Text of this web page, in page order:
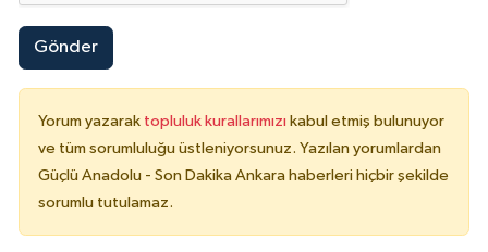
Gönder
Yorum yazarak topluluk kurallarımızı kabul etmiş bulunuyor
ve tüm sorumluluğu üstleniyorsunuz. Yazılan yorumlardan
Güçlü Anadolu - Son Dakika Ankara haberleri hiçbir şekilde
sorumlu tutulamaz.